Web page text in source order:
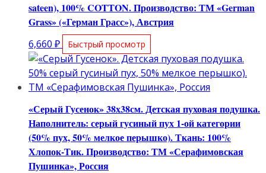
sateen), 100% COTТON. Производство: ТМ «German
Grass» («Герман Грасс»), Австрия
6,660 ₽ Быстрый просмотр
«Серый Гусенок» 38х38см. Детская пуховая подушка.
Наполнитель: серый гусиный пух 1-ой категории
(50% пух, 50% мелкое перышко). Ткань: 100%
Хлопок-Тик. Производство: ТМ «Серафимовская
Пушинка», Россия